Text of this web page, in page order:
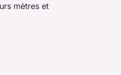
mètres et